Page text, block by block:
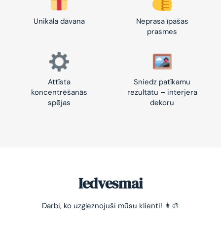
Unikāla dāvana
Neprasa īpašas
prasmes
Attīsta
koncentrēšanās
spējas
Sniedz patīkamu
rezultātu – interjera
dekoru
Iedvesmai
Darbi, ko uzgleznojuši mūsu klienti! 👩‍🎨